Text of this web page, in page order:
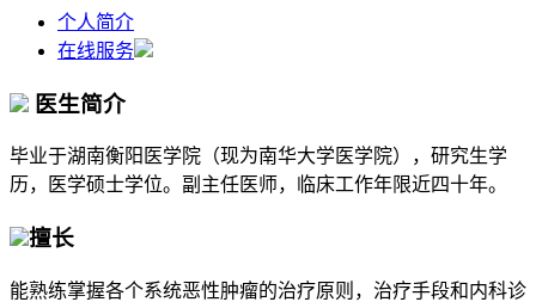
个人简介
在线服务
医生简介
毕业于湖南衡阳医学院（现为南华大学医学院），研究生学
历，医学硕士学位。副主任医师，临床工作年限近四十年。
擅长
能熟练掌握各个系统恶性肿瘤的治疗原则，治疗手段和内科诊